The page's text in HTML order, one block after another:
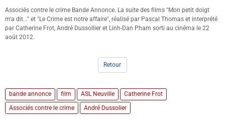
Associés contre le crime Bande Annonce. La suite des films "Mon petit doigt
m'a dit..." et "Le Crime est notre affaire", réalisé par Pascal Thomas et interprété
par Catherine Frot, André Dussollier et Linh-Dan Pham sorti au cinéma le 22
août 2012.
Retour
bande annonce film ASL Neuville
Catherine Frot
Associés contre le crime
André Dussolier